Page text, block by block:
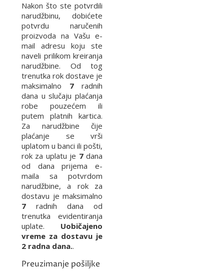
Nakon što ste potvrdili
narudžbinu, dobićete
potvrdu naručenih
proizvoda na Vašu e-
mail adresu koju ste
naveli prilikom kreiranja
narudžbine. Od tog
trenutka rok dostave je
maksimalno 7radnih
dana u slučaju plaćanja
robe pouzećem ili
putem platnih kartica.
Za narudžbine čije
plaćanje se vrši
uplatom u banci ili pošti,
rok za uplatu je 7dana
od dana prijema e-
maila sa potvrdom
narudžbine, a rok za
dostavu je maksimalno
7 radnih dana od
trenutka evidentiranja
uplate. Uobičajeno
vreme za dostavu je
2 radna dana..
Preuzimanje pošiljke